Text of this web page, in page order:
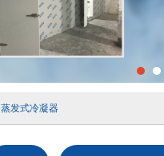
蒸发式冷凝器